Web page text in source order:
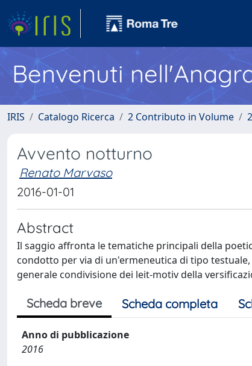
Benvenuti
IRIS Catalogo Ricerca 2 Contributo in Volume
Avvento notturno
Renato Marvaso
2016-01-01
Abstract
Il saggio affronta le tematiche principali della
condotto per via di un'ermeneutica di tipo
generale condivisione dei leit-motiv della
Scheda breve Scheda completa
Anno di pubblicazione
2016